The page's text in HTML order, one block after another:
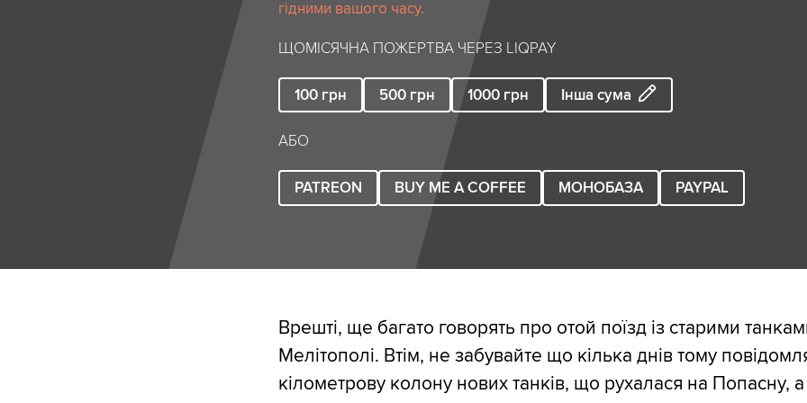
гідними вашого часу.
ЩОМІСЯЧНА ПОЖЕРТВА ЧЕРЕЗ LIQPAY
100 грн 500 грн 1000 грн Інша сума
АБО
PATREON BUY ME A COFFEE МОНОБАЗА PAYPAL
Врешті, ще багато говорять про отой поїзд із старими
Мелітополі. Втім, не забувайте що кілька днів тому
кілометрову колону нових танків, що рухалася на Попасну, а